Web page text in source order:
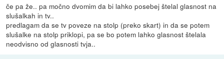
če pa že.. pa močno dvomim da bi lahko posebej štelal glasnost na
slušalkah in tv..
predlagam da se tv poveze na stolp (preko skart) in da se potem
slušalke na stolp priklopi, pa se bo potem lahko glasnost štelala
neodvisno od glasnosti tvja..